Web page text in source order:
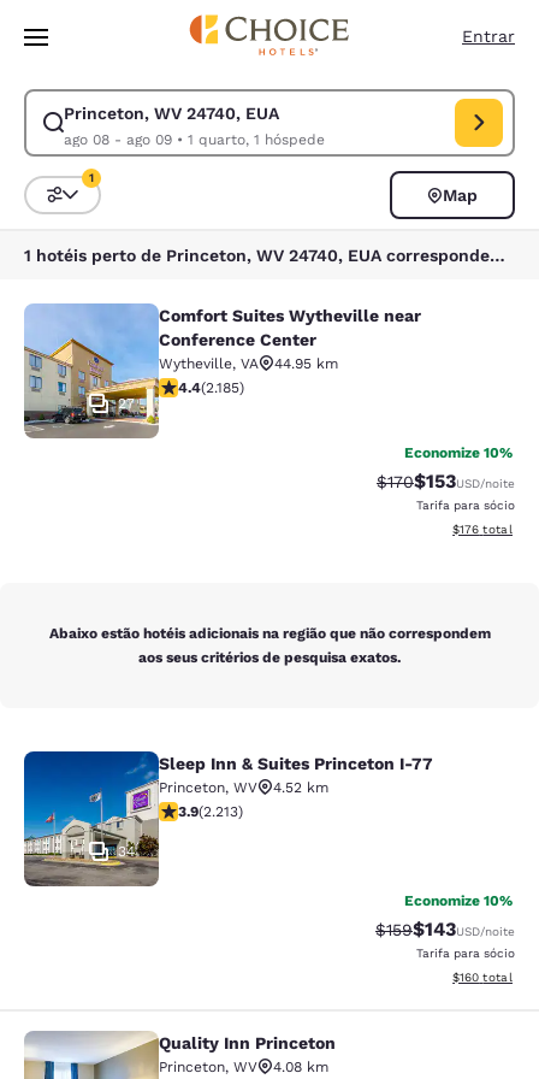
Pular Para Conteúdo Principal
Entrar
Princeton, WV 24740, EUA
ago 08 - ago 09• 1 quarto, 1 hóspede
Modificar pesquisa para Princeton, WV 24740, EUA. Data de check-in
Classificar e filtrar
1
Map
1 hotéis perto de Princeton, WV 24740, EUA correspondem aos seus filtros
Comfort Suites Wytheville near
27
Comfort Suites Wytheville near
Conference Center
Wytheville, VA
44.95 km
classificação 4.41 estrelas. Excelente. 2185 avaliações
4.4(2.185)
Economize 10%
Tarifa anterior
$170Tarifa com
$153USD/noite
Tarifa para sócio
Exibir
$176 total
Abaixo estão hotéis adicionais na região que não correspondem
aos seus critérios de pesquisa exatos.
Sleep Inn & Suites Princeton I-77
34
Sleep Inn & Suites Princeton I-77
Princeton, WV
4.52 km
classificação 3.92 estrelas. Bom. 2213 avaliações
3.9(2.213)
Economize 10%
Tarifa anterior
$159Tarifa com
$143USD/noite
Tarifa para sócio
Exibir
$160 total
Quality Inn Princeton
Quality Inn Princeton
Princeton, WV
4.08 km